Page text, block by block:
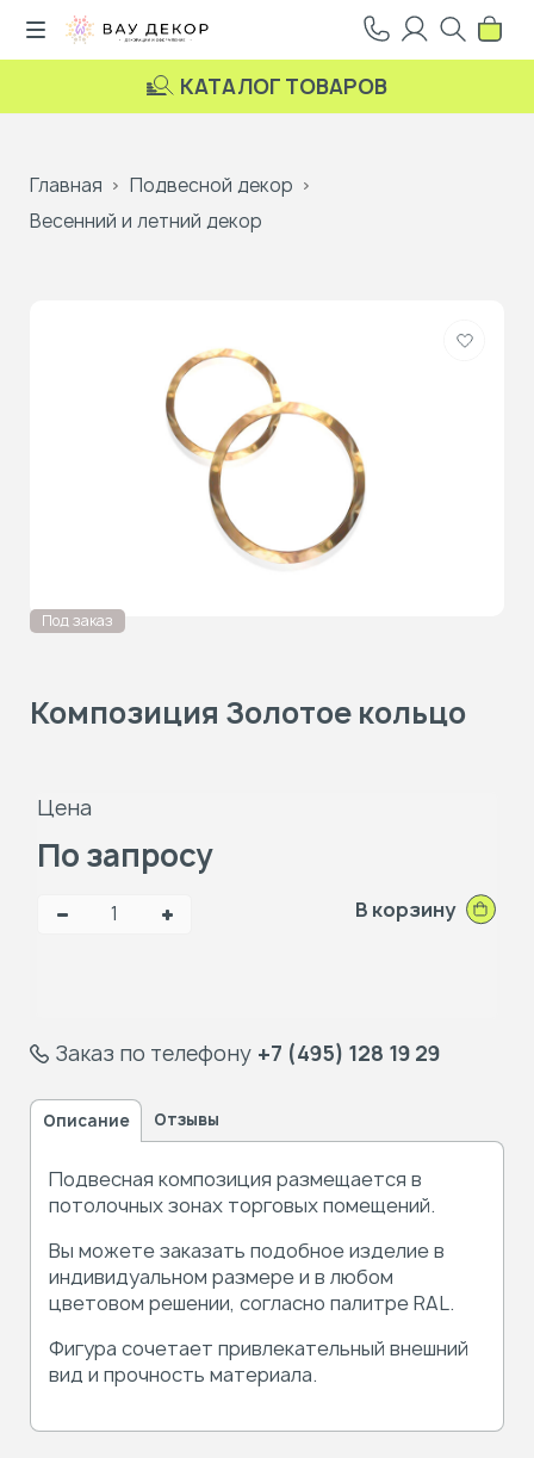
КАТАЛОГ ТОВАРОВ
Главная
Подвесной декор
Весенний и летний декор
Под заказ
Композиция Золотое кольцо
Цена
По запросу
В корзину
Заказ по телефону +7 (495) 128 19 29
Описание Отзывы
Подвесная композиция размещается в
потолочных зонах торговых помещений.
Вы можете заказать подобное изделие в
индивидуальном размере и в любом
цветовом решении, согласно палитре RAL.
Фигура сочетает привлекательный внешний
вид и прочность материала.